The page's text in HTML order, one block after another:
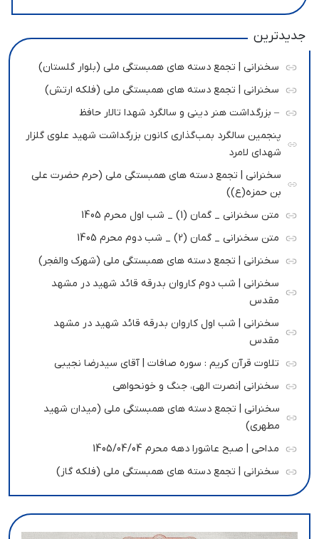
جدیدترین
سخنرانی | تجمع دسته های همبستگی ملی (بلوار گلستان)
سخنرانی | تجمع دسته های همبستگی ملی (فلکه ارتش)
– بزرگداشت هنر دینی و سالگرد شهدا تالار حافظ
پنجمین سالگرد بمب‌گذاری کانون بزرگداشت شهید علوی گلزار
شهدای لامرد
سخنرانی | تجمع دسته های همبستگی ملی (حرم حضرت علی
بن حمزه(ع))
متن سخنرانی _ گمان (1) _ شب اول محرم 1405
متن سخنرانی _ گمان (2) _ شب دوم محرم 1405
سخنرانی | تجمع دسته های همبستگی ملی (شهرک والفجر)
سخنرانی | شب دوم کاروان بدرقه قائد شهید در مشهد
مقدس
سخنرانی | شب اول کاروان بدرقه قائد شهید در مشهد
مقدس
تلاوت قرآن کریم : سوره صافات | آقای سیدرضا نجیبی
سخنرانی |نصرت الهی، جنگ و خونحواهی
سخنرانی | تجمع دسته های همبستگی ملی (میدان شهید
مطهری)
مداحی | صبح عاشورا دهه محرم 1405/04/04
سخنرانی | تجمع دسته های همبستگی ملی (فلکه گاز)